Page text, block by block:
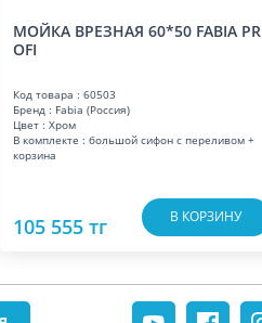
МОЙКА ВРЕЗНАЯ 60*50 FABIA PR
OFI
Код товара : 60503
Бренд : Fabia (Россия)
Цвет : Хром
В комплекте : большой сифон с переливом +
корзина
105 555 тг В КОРЗИНУ